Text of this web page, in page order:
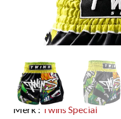
Merk : Twins Special